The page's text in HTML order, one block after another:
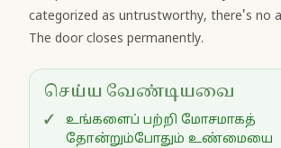
categorized as untrustworthy, there's no
The door closes permanently.
செய்ய வேண்டியவை
உங்களைப் பற்றி மோசமாகத்
தோன்றும்போதும் உண்மையை